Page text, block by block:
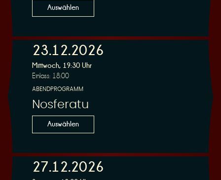
Auswählen
23.12.2026
Mittwoch, 19:30 Uhr
Einlass: 18:00
ABENDPROGRAMM
Nosferatu
Auswählen
27.12.2026